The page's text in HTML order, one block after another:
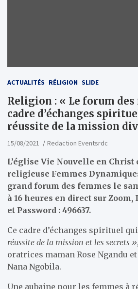
ACTUALITÉS RÉLIGION SLIDE
Religion : « Le forum des
cadre d’échanges
réussite de la mission
15/08/2021 Redaction Eventsrdc
L’église Vie Nouvelle en Christ
religieuse Femmes
grand forum des femmes le
à 16 heures en direct sur Zoom,
et Password : 496637.
Ce cadre d’échanges spirituel
réussite de la mission et les secrets »
oratrices maman Rose Ngandu
Nana Ngobila.
Une aubaine pour les femmes à